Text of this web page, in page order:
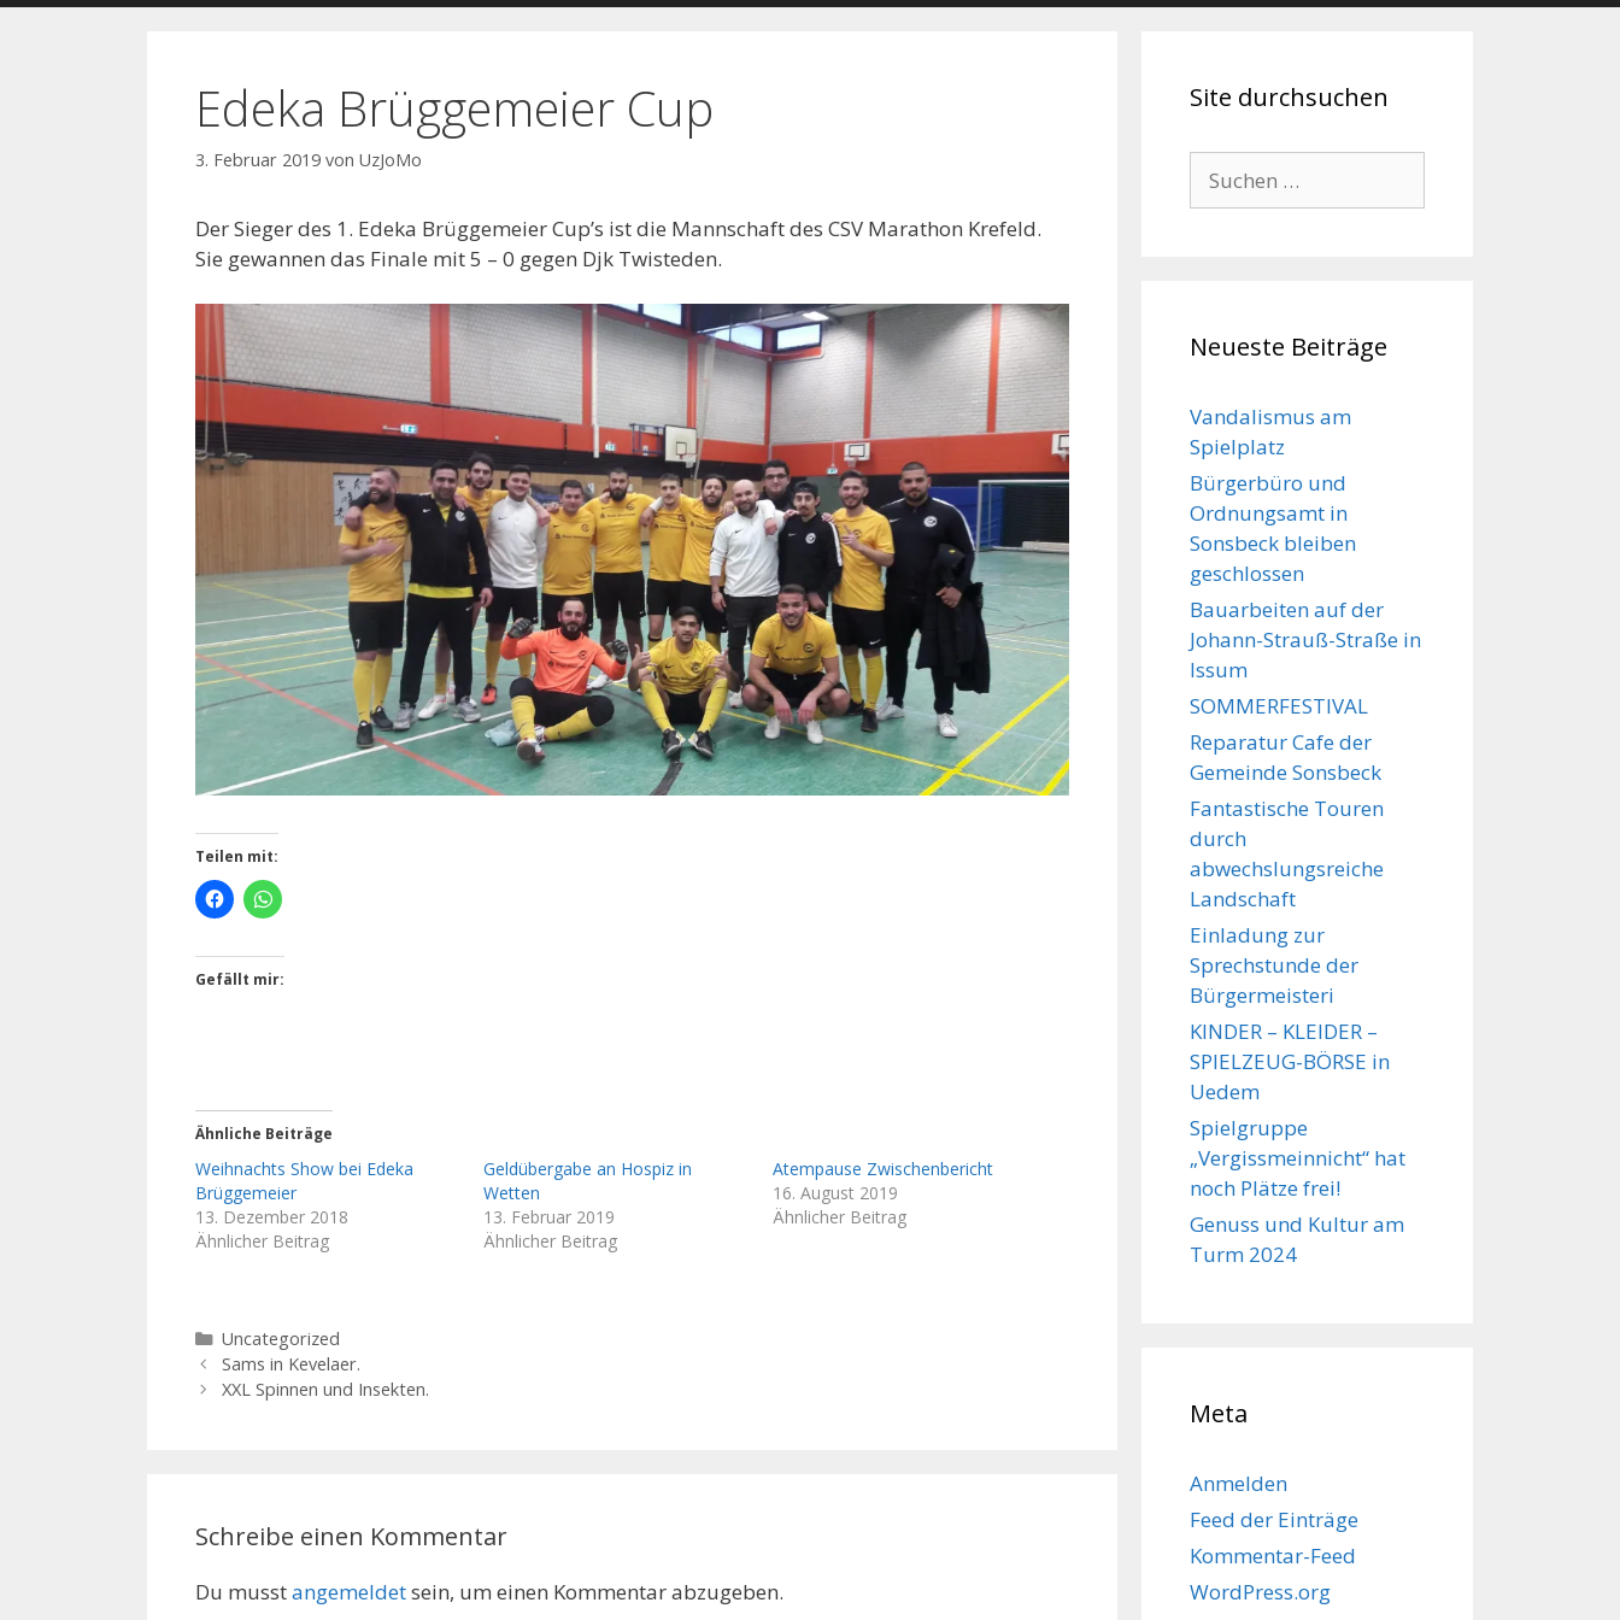
Edeka Brüggemeier Cup
3. Februar 2019 von UzJoMo
Der Sieger des 1. Edeka Brüggemeier Cup’s ist die Mannschaft des CSV Marathon Krefeld.
Sie gewannen das Finale mit 5 – 0 gegen Djk Twisteden.
Teilen mit:
Gefällt mir:
Ähnliche Beiträge
Weihnachts Show bei Edeka
Brüggemeier
13. Dezember 2018
Ähnlicher Beitrag
Geldübergabe an Hospiz in
Wetten
13. Februar 2019
Ähnlicher Beitrag
Atempause Zwischenbericht
16. August 2019
Ähnlicher Beitrag
Kategorien
Uncategorized
Sams in Kevelaer.
XXL Spinnen und Insekten.
Schreibe einen Kommentar
Du musstangemeldetsein, um einen Kommentar abzugeben.
Site durchsuchen
nach:
Neueste Beiträge
Vandalismus am
Spielplatz
Bürgerbüro und
Ordnungsamt in
Sonsbeck bleiben
geschlossen
Bauarbeiten auf der
Johann-Strauß-Straße in
Issum
SOMMERFESTIVAL
Reparatur Cafe der
Gemeinde Sonsbeck
Fantastische Touren
durch
abwechslungsreiche
Landschaft
Einladung zur
Sprechstunde der
Bürgermeisteri
KINDER – KLEIDER –
SPIELZEUG-BÖRSE in
Uedem
Spielgruppe
„Vergissmeinnicht“ hat
noch Plätze frei!
Genuss und Kultur am
Turm 2024
Meta
Anmelden
Feed der Einträge
Kommentar-Feed
WordPress.org